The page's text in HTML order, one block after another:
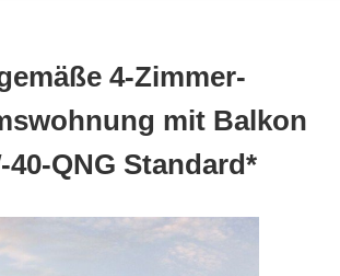
4-Zimmer-
mit Balkon
40-QNG Standard*